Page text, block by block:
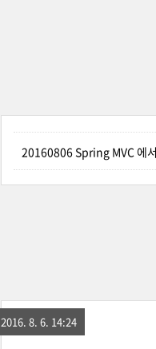
20160806 Spring MVC 에
2016. 8. 6. 14:24